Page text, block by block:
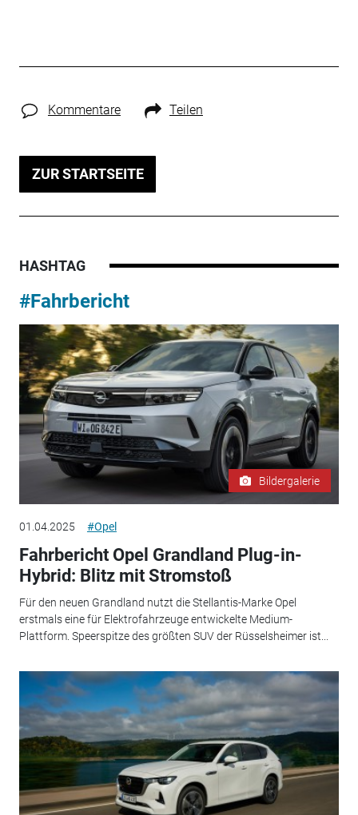
Kommentare Teilen
ZUR STARTSEITE
HASHTAG
#Fahrbericht
Bildergalerie
01.04.2025 #Opel
Fahrbericht Opel Grandland Plug-in-
Hybrid: Blitz mit Stromstoß
Für den neuen Grandland nutzt die Stellantis-Marke Opel
erstmals eine für Elektrofahrzeuge entwickelte Medium-
Plattform. Speerspitze des größten SUV der Rüsselsheimer ist...